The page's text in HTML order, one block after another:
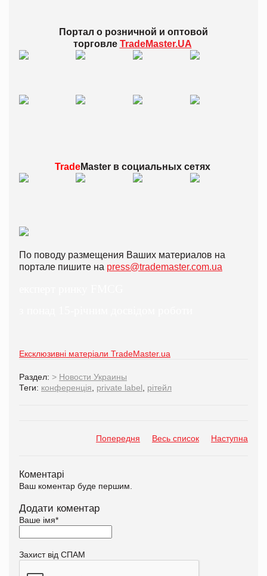
Портал о розничной и оптовой
торговле TradeMaster.UA
TradeMaster всоциальных сетях
По поводу размещения Ваших материалов на
портале пишите на press@trademaster.com.ua
Ексклюзивні матеріали TradeMaster.ua
Раздел: > Новости Украины
Теги: конференція private label рітейл
Попередня Весь список Наступна
Коментарі
Ваш коментар буде першим.
Додати коментар
Ваше імя*
Захист від СПАМ